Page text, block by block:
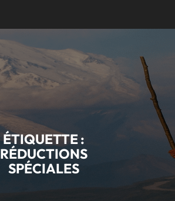
ÉTIQUETTE :
RÉDUCTIONS
SPÉCIALES